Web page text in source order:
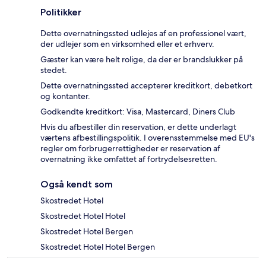
Politikker
Dette overnatningssted udlejes af en professionel vært,
der udlejer som en virksomhed eller et erhverv.
Gæster kan være helt rolige, da der er brandslukker på
stedet.
Dette overnatningssted accepterer kreditkort, debetkort
og kontanter.
Godkendte kreditkort: Visa, Mastercard, Diners Club
Hvis du afbestiller din reservation, er dette underlagt
værtens afbestillingspolitik. I overensstemmelse med EU's
regler om forbrugerrettigheder er reservation af
overnatning ikke omfattet af fortrydelsesretten.
Også kendt som
Skostredet Hotel
Skostredet Hotel Hotel
Skostredet Hotel Bergen
Skostredet Hotel Hotel Bergen